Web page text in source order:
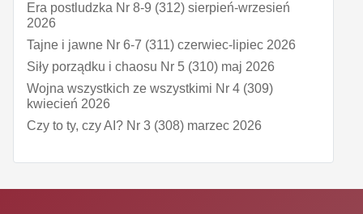
Era postludzka Nr 8-9 (312) sierpień-wrzesień
2026
Tajne i jawne Nr 6-7 (311) czerwiec-lipiec 2026
Siły porządku i chaosu Nr 5 (310) maj 2026
Wojna wszystkich ze wszystkimi Nr 4 (309)
kwiecień 2026
Czy to ty, czy AI? Nr 3 (308) marzec 2026